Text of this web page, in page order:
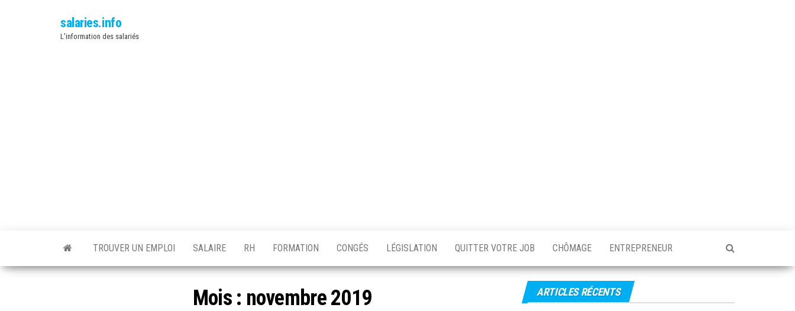
salaries.info
L'information des salariés
TROUVER UN EMPLOI SALAIRE RH FORMATION CONGÉS LÉGISLATION QUITTER VOTRE JOB CHÔMAGE ENTREPRENEUR
Mois : novembre 2019 ARTICLES RÉCENTS